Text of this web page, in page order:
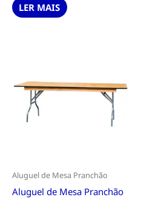
LER MAIS
Aluguel de Mesa Pranchão
Aluguel de Mesa Pranchão